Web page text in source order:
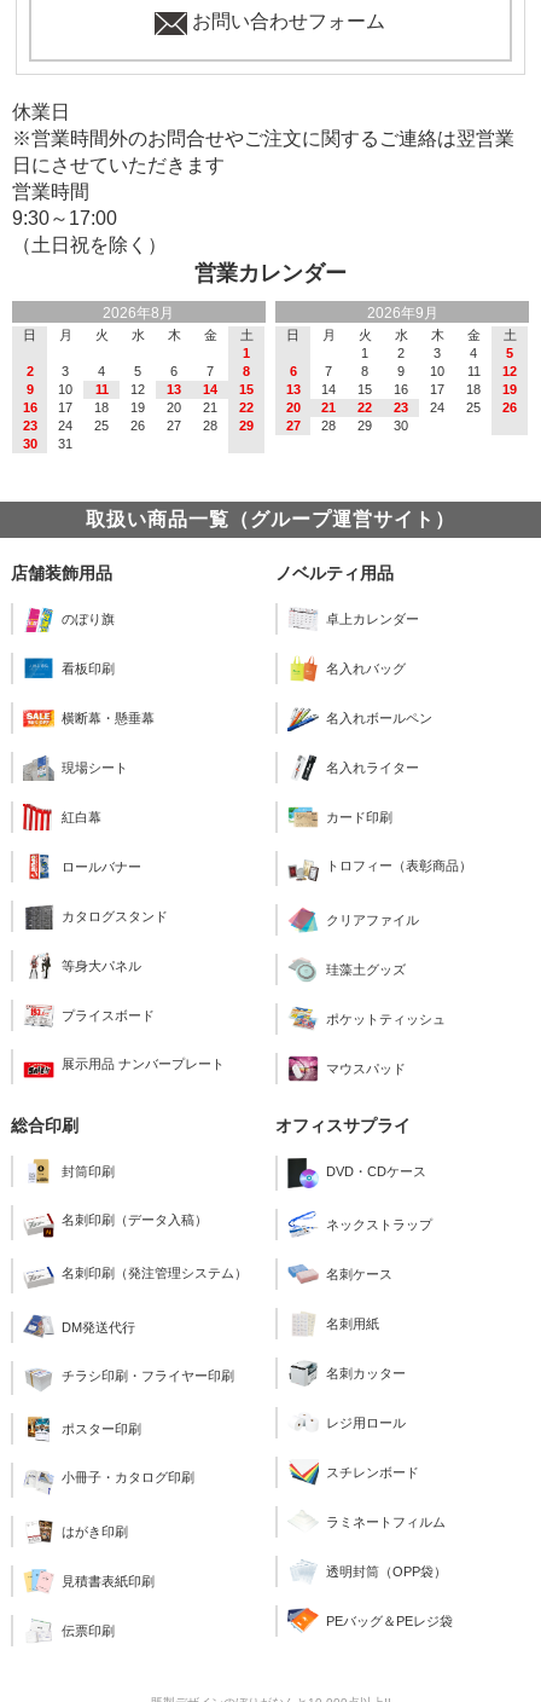
お問い合わせフォーム
営業カレンダー
2026年8月
日 月 火 水 木 金
土
1
2
3 4 5 6 7
8
9
10 11 12 13 14
15
16
17 18 19 20 21
22
23
24 25 26 27 28
29
30
31
2026年9月
日 月 火 水 木 金
土
1
2 3 4
5
6
7 8 9 10 11
12
13
14 15 16 17 18
19
20
21 22 23 24 25
26
27
28 29 30
休業日
※営業時間外のお問合せやご注文に関するご連絡は翌営業
日にさせていただきます
営業時間
9:30～17:00
（土日祝を除く）
取扱い商品一覧（グループ運営サイト）
店舗装飾用品
のぼり旗
看板印刷
横断幕・懸垂幕
現場シート
紅白幕
ロールバナー
カタログスタンド
等身大パネル
プライスボード
展示用品 ナンバープレート
ノベルティ用品
卓上カレンダー
名入れバッグ
名入れボールペン
名入れライター
カード印刷
トロフィー（表彰商品）
クリアファイル
珪藻土グッズ
ポケットティッシュ
マウスパッド
総合印刷
封筒印刷
名刺印刷（データ入稿）
名刺印刷（発注管理システム）
DM発送代行
チラシ印刷・フライヤー印刷
ポスター印刷
小冊子・カタログ印刷
はがき印刷
見積書表紙印刷
伝票印刷
オフィスサプライ
DVD・CDケース
ネックストラップ
名刺ケース
名刺用紙
名刺カッター
レジ用ロール
スチレンボード
ラミネートフィルム
透明封筒（OPP袋）
PEバッグ＆PEレジ袋